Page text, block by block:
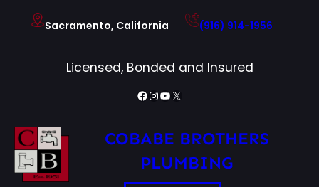
Sacramento, California (916) 914-1956
Licensed, Bonded and Insured
Facebook
Instagram
YouTube
X
COBABE BROTHERS
PLUMBING